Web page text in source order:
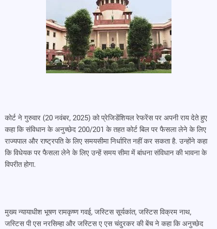
कोर्ट ने गुरुवार (20 नवंबर, 2025) को प्रेजिडेंशियल रेफरेंस पर अपनी राय देते हुए
कहा कि संविधान के अनुच्छेद 200/201 के तहत कोर्ट बिल पर फैसला लेने के लिए
राज्यपाल और राष्ट्रपति के लिए समयसीमा निर्धारित नहीं कर सकता है. उन्होंने कहा
कि विधेयक पर फैसला लेने के लिए उन्हें समय सीमा में बांधना संविधान की भावना के
विपरीत होगा.
मुख्य न्यायाधीश भूषण रामकृष्ण गवई, जस्टिस सूर्यकांत, जस्टिस विक्रम नाथ,
जस्टिस पी एस नरसिम्हा और जस्टिस ए एस चंदुरकर की बेंच ने कहा कि अनुच्छेद